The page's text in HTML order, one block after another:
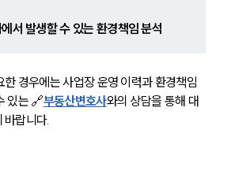
서 발생할 수 있는 환경책임 분석
경우에는 사업장 운영 이력과 환경책임
있는 🔗부동산변호사와의 상담을 통해 대
바랍니다.